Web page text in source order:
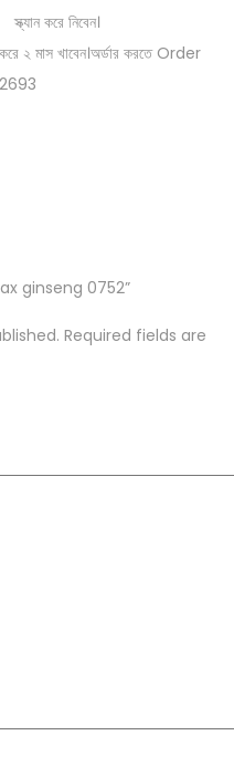
করে নিবেন।
২ মাস খাবেন।অর্ডার করতে Order
ginseng 0752”
Required fields are